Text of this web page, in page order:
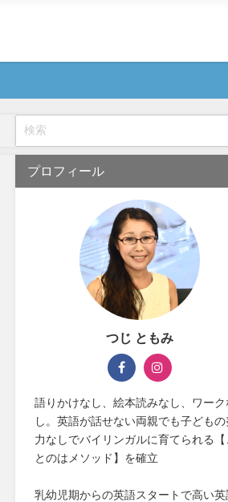
プロフィール
つじ ともみ
語りかけなし、絵本読みなし、ワーク
し。英語が話せない両親でも子どもの
力なしでバイリンガルに育てられる【
とのはメソッド】を確立
乳幼児期からの英語スタートで高い英